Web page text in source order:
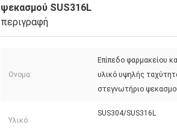
ψεκασμού SUS316L
περιγραφή
Ονομα:
Επίπεδο φαρμακείου
υλικό υψηλής
στεγνωτήριο
Υλικό:
SUS304/SUS316L